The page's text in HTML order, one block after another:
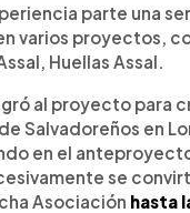
parte una
varios proyectos,
Huellas Assal.
al proyecto para
Salvadoreños en
en el
se
Asociación hasta